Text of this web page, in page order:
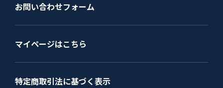
お問い合わせフォーム
マイページはこちら
特定商取引法に基づく表示